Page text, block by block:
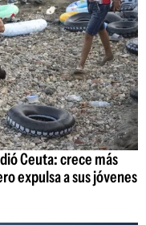
Ceuta: crece más
expulsa a sus jóvenes